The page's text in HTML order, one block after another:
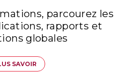
parcourez les
rapports et
globales
SAVOIR